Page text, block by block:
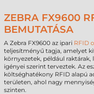
ZEBRA FX9600
BEMUTATÁSA
A Zebra FX9600 az ipari RFID
teljesítményű tagja, amelyet
környezetek, például
igényei szerint terveztek. Az
költséghatékony RFID alapú
területen, ahol nagy
szinten.